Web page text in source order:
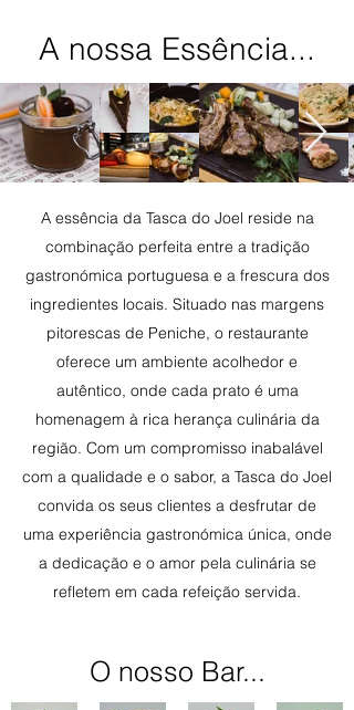
A nossa Essência...
A essência da Tasca do Joel reside na
combinação perfeita entre a tradição
gastronómica portuguesa e a frescura dos
ingredientes locais. Situado nas margens
pitorescas de Peniche, o restaurante
oferece um ambiente acolhedor e
autêntico, onde cada prato é uma
homenagem à rica herança culinária da
região. Com um compromisso inabalável
com a qualidade e o sabor, a Tasca do Joel
convida os seus clientes a desfrutar de
uma experiência gastronómica única, onde
a dedicação e o amor pela culinária se
refletem em cada refeição servida.
O nosso Bar...